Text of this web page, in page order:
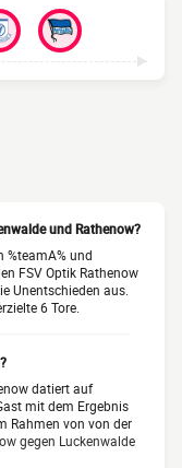
und Rathenow?
%teamA% und
FSV Optik Rathenow
Unentschieden aus.
6 Tore.
datiert auf
mit dem Ergebnis
Rahmen von von der
gegen Luckenwalde